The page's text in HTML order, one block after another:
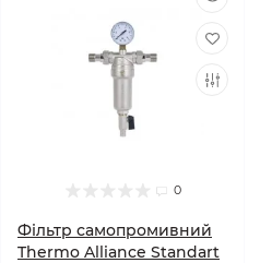
0
Фільтр самопромивний
Thermo Alliance Standart